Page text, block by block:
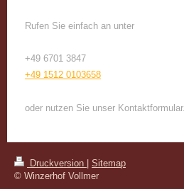
Rufen Sie einfach an unter
+49 6701 3847
+49 1512 0103658
oder nutzen Sie unser Kontaktformular.
Druckversion
Sitemap
© Winzerhof Vollmer